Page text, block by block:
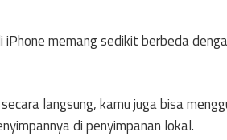
iPhone memang sedikit berbeda
langsung, kamu juga bisa
di penyimpanan lokal.